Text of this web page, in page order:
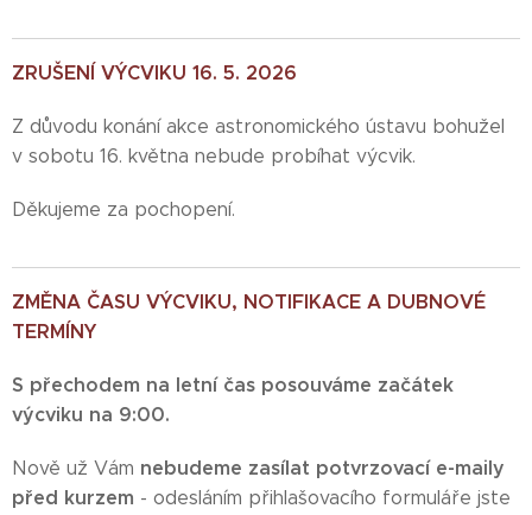
ZRUŠENÍ VÝCVIKU 16. 5. 2026
Z důvodu konání akce astronomického ústavu bohužel
v sobotu 16. května nebude probíhat výcvik.
Děkujeme za pochopení.
ZMĚNA ČASU VÝCVIKU, NOTIFIKACE A DUBNOVÉ
TERMÍNY
S přechodem na letní čas posouváme začátek
výcviku na 9:00.
Nově už Vám nebudeme zasílat potvrzovací e-maily
před kurzem - odesláním přihlašovacího formuláře jste